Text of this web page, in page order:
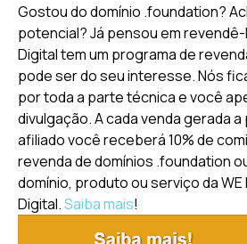
Gostou do domínio .foundation?
potencial? Já pensou em revendê-
Digital tem um programa de
pode ser do seu interesse. Nós
por toda a parte técnica e você
divulgação. A cada venda gerada
afiliado você receberá 10% de
revenda de domínios .foundation
domínio, produto ou serviço da
Digital.Saiba mais!